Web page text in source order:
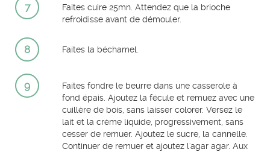
7
Faites cuire 25mn. Attendez que la brioche
refroidisse avant de démouler.
8 Faites la béchamel.
9
Faites fondre le beurre dans une casserole à
fond épais. Ajoutez la fécule et remuez avec une
cuillère de bois, sans laisser colorer. Versez le
lait et la crème liquide, progressivement, sans
cesser de remuer. Ajoutez le sucre, la cannelle.
Continuer de remuer et ajoutez l'agar agar. Aux